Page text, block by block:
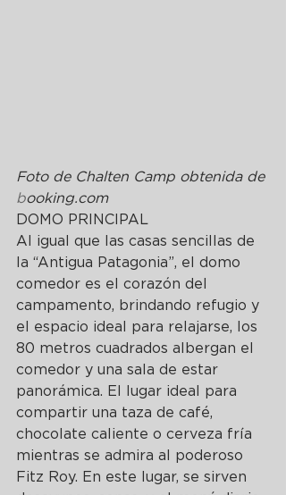
Foto de Chalten Camp obtenida de
booking.com
DOMO PRINCIPAL
Al igual que las casas sencillas de
la “Antigua Patagonia”, el domo
comedor es el corazón del
campamento, brindando refugio y
el espacio ideal para relajarse, los
80 metros cuadrados albergan el
comedor y una sala de estar
panorámica. El lugar ideal para
compartir una taza de café,
chocolate caliente o cerveza fría
mientras se admira al poderoso
Fitz Roy. En este lugar, se sirven